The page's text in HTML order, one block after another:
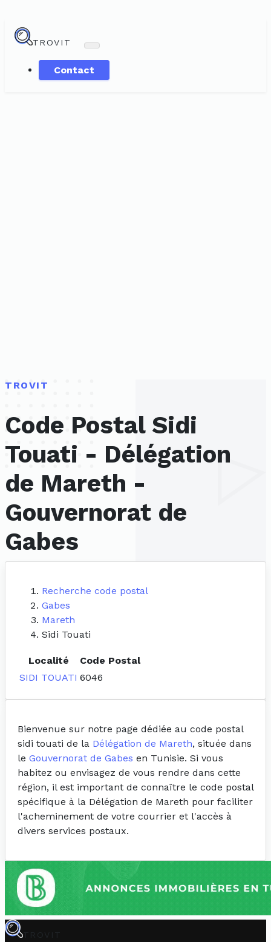
TROVIT
Contact
TROVIT
Code Postal Sidi
Touati - Délégation
de Mareth -
Gouvernorat de
Gabes
Recherche code postal
Gabes
Mareth
Sidi Touati
Localité
Code Postal
SIDI TOUATI 6046
Bienvenue sur notre page dédiée au code postal
sidi touati de la Délégation de Mareth, située dans
le Gouvernorat de Gabes en Tunisie. Si vous
habitez ou envisagez de vous rendre dans cette
région, il est important de connaître le code postal
spécifique à la Délégation de Mareth pour faciliter
l'acheminement de votre courrier et l'accès à
divers services postaux.
TROVIT